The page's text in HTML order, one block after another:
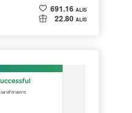
691.16 ALIS
22.80 ALIS